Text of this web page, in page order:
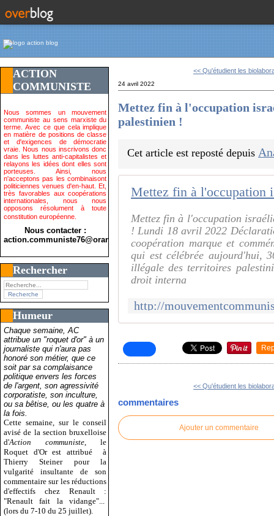
ACTION
COMMUNISTE
Nous sommes un mouvement
communiste au sens marxiste du
terme. Avec ce que cela implique
en matière de positions de classe
et d'exigences de démocratie
vraie. Nous nous inscrivons donc
dans les luttes anti-capitalistes et
relayons les idées dont elles sont
porteuses. Ainsi, nous
n'acceptons pas les combinaisont
politiciennes venues d'en-haut. Et,
très favorables aux coopérations
internationales, nous nous
opposons résolument à toute
constitution européenne.
Nous contacter :
action.communiste76@orange.fr>
Rechercher
Humeur
Chaque semaine, AC
attribue un "roquet d'or" à un
journaliste qui n'aura pas
honoré son métier, que ce
soit par sa complaisance
politique envers les forces
de l'argent, son agressivité
corporatiste, son inculture,
ou sa bêtise, ou les quatre à
la fois.
Cette semaine, sur le conseil
avisé de la section bruxelloise
d'Action communiste , le
Roquet d'Or est attribué
à
Thierry Steiner pour la
vulgarité insultante de son
commentaire sur les réductions
d'effectifs chez Renault :
"Renault fait la vidange"...
(lors du 7-10 du 25 juillet).
<< Qu'étudient les
24 avril 2022
Mettez fin à l'occupation
palestinien !
Cet article est reposté depuis
Mettez fin à l'occupation
! Lundi 18 avril 2022
coopération marque et
qui est célébrée aujourd'hui,
illégale des territoires
droit interna
<< Qu'étudient les
commentaires
Ajouter un commentaire